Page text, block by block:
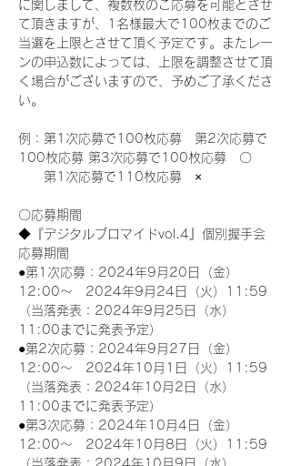
に関しまして、複数枚のご応募を可能とさせ
て頂きますが、1名様最大で100枚までのご
当選を上限とさせて頂く予定です。またレー
ンの申込数によっては、上限を調整させて頂
く場合がございますので、予めご了承くださ
い。
例：第1次応募で100枚応募　第2次応募で
100枚応募 第3次応募で100枚応募　〇
第1次応募で110枚応募　×
〇応募期間
◆『デジタルブロマイドvol.4』個別握手会
応募期間
●第1次応募：2024年9月20日（金）
12:00～　2024年9月24日（火）11:59
（当落発表：2024年9月25日（水）
11:00までに発表予定）
●第2次応募：2024年9月27日（金）
12:00～　2024年10月1日（火）11:59
（当落発表：2024年10月2日（水）
11:00までに発表予定）
●第3次応募：2024年10月4日（金）
12:00～　2024年10月8日（火）11:59
（当落発表：2024年10月9日（水）